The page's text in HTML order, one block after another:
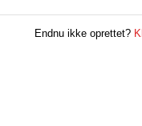
Endnu ikke oprettet?